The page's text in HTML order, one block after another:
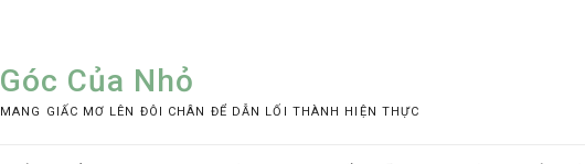
Góc Của Nhỏ
MANG GIẤC MƠ LÊN ĐÔI CHÂN ĐỂ DẪN LỐI THÀNH HIỆN THỰC